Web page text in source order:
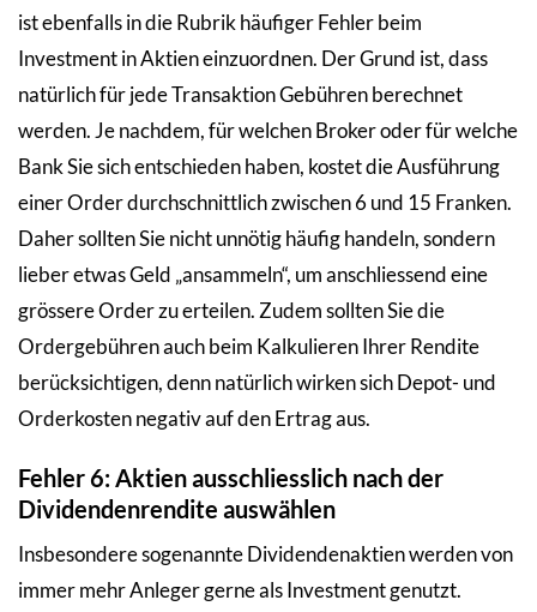
ist ebenfalls in die Rubrik häufiger Fehler beim
Investment in Aktien einzuordnen. Der Grund ist, dass
natürlich für jede Transaktion Gebühren berechnet
werden. Je nachdem, für welchen Broker oder für welche
Bank Sie sich entschieden haben, kostet die Ausführung
einer Order durchschnittlich zwischen 6 und 15 Franken.
Daher sollten Sie nicht unnötig häufig handeln, sondern
lieber etwas Geld „ansammeln“, um anschliessend eine
grössere Order zu erteilen. Zudem sollten Sie die
Ordergebühren auch beim Kalkulieren Ihrer Rendite
berücksichtigen, denn natürlich wirken sich Depot- und
Orderkosten negativ auf den Ertrag aus.
Fehler 6: Aktien ausschliesslich nach der
Dividendenrendite auswählen
Insbesondere sogenannte Dividendenaktien werden von
immer mehr Anleger gerne als Investment genutzt.